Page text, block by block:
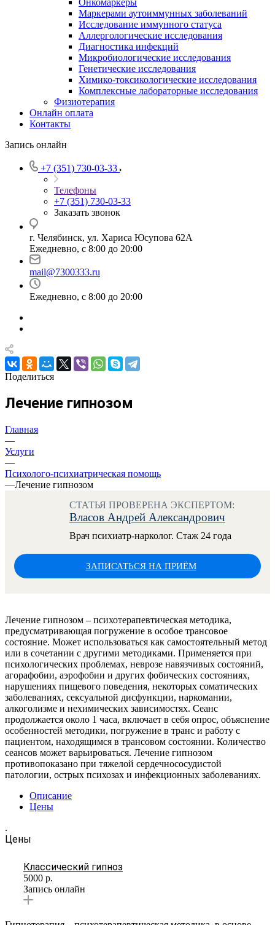
Онкомаркеры
Маркерами аутоиммунных заболеваний
Исследование иммунного статуса
Аллергологические исследования
Диагностика инфекций
Микробиологические исследования
Генетические исследования
Химико-токсикологические исследования
Комплексные лабораторные исследования
Физиотерапия
Онлайн оплата
Контакты
Запись онлайн
+7 (351) 730-03-33
Телефоны
+7 (351) 730-03-33
Заказать звонок
г. Челябинск, ул. Хариса Юсупова 62А
Ежедневно, с 8:00 до 20:00
mail@7300333.ru
Ежедневно, с 8:00 до 20:00
Поделиться
Лечение гипнозом
Главная
—
Услуги
—
Психолого-психиатрическая помощь
—Лечение гипнозом
СТАТЬЯ ПРОВЕРЕНА ЭКСПЕРТОМ:
Власов Андрей Александрович
Врач психиатр-нарколог. Стаж 24 года
ЗАПИСАТЬСЯ НА ПРИЁМ
Лечение гипнозом – психотерапевтическая методика,
предусматривающая погружение в особое трансовое
состояние. Может использоваться как самостоятельный метод
или в сочетании с другими методиками. Применяется при
психологических проблемах, неврозе навязчивых состояний,
агорафобии, аэрофобии и других фобических состояниях,
нарушениях пищевого поведения, некоторых соматических
заболеваниях, сексуальной дисфункции, наркомании,
алкоголизме и нехимических зависимостях. Сеанс
продолжается около 1 часа, включает в себя опрос, объяснение
особенностей методики, погружение в транс и работу с
пациентом, находящимся в трансовом состоянии. Количество
сеансов может варьироваться. Лечение гипнозом
противопоказано при тяжелой сердечнососудистой
патологии, острых психозах и инфекционных заболеваниях.
Описание
Цены
.
Цены
Классический гипноз
5000 р.
Запись онлайн